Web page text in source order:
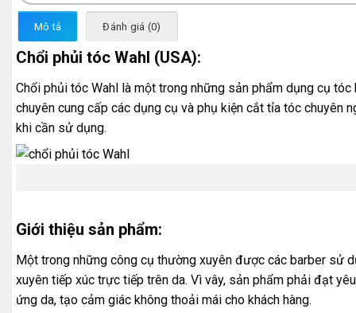
Mô tả Đánh giá (0)
Chổi phủi tóc Wahl (USA):
Chổi phủi tóc Wahl là một trong những sản phẩm dụng cụ
chuyên cung cấp các dụng cụ và phụ kiện cắt tỉa tóc chuyên
khi cần sử dụng.
Giới thiệu sản phẩm:
Một trong những công cụ thường xuyên được các barber sử
xuyên tiếp xúc trực tiếp trên da. Vì vây, sản phẩm phải đạt
ứng da, tạo cảm giác không thoải mái cho khách hàng.